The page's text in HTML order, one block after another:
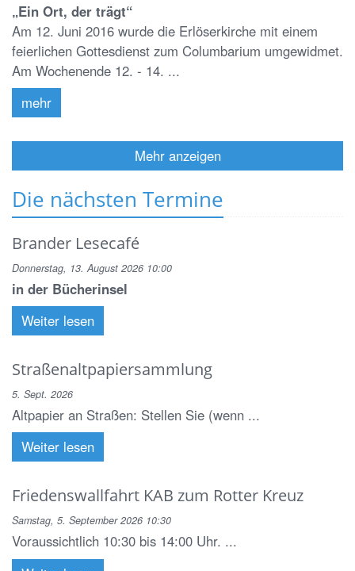
„Ein Ort, der trägt“
Am 12. Juni 2016 wurde die Erlöserkirche mit einem
feierlichen Gottesdienst zum Columbarium umgewidmet.
Am Wochenende 12. - 14. ...
mehr
Mehr anzeigen
Die nächsten Termine
Brander Lesecafé
Donnerstag, 13. August 2026 10:00
in der Bücherinsel
Weiter lesen
Straßenaltpapiersammlung
5. Sept. 2026
Altpapier an Straßen: Stellen Sie (wenn ...
Weiter lesen
Friedenswallfahrt KAB zum Rotter Kreuz
Samstag, 5. September 2026 10:30
Voraussichtlich 10:30 bis 14:00 Uhr. ...